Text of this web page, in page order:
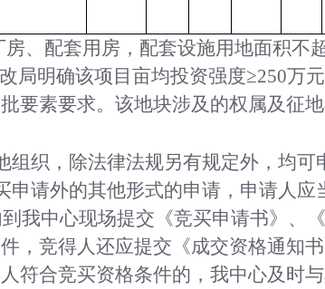
、配套用房， 配套设施用地面积不
局明确该项目亩均投资强度≥250万
要素要求。 该地块涉及的权属及征
织，除法律法规另有规定外，均可
请外的其他形式的申请，申请人应
我中心现场提交《竞买申请书》、
，竞得人还应提交《成交资格通知
符合竞买资格条件的，我中心及时